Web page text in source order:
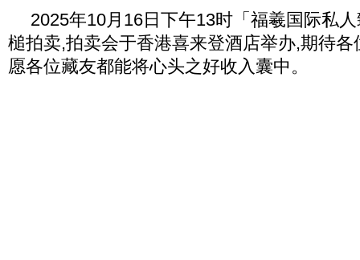
2025年10月16日下午13时「福羲国际私
槌拍卖,拍卖会于香港喜来登酒店举办,期待各
愿各位藏友都能将心头之好收入囊中。